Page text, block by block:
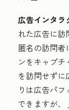
広告インタラ
れた広告に訪
匿名の訪問者
ンをキャプ
を訪問せず
りは広告パ
できますが、